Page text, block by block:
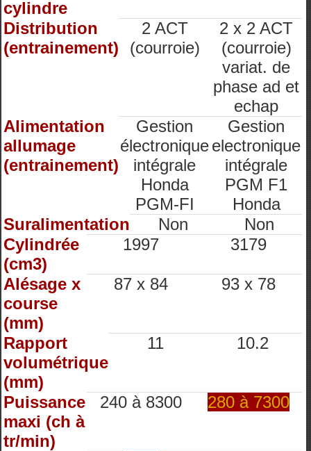
cylindre
Distribution
(entrainement)
2 ACT
(courroie)
2 x 2 ACT
(courroie)
variat. de
phase ad et
echap
Alimentation
allumage
(entrainement)
Gestion
électronique
intégrale
Honda
PGM-FI
Gestion
electronique
intégrale
PGM F1
Honda
Suralimentation
Non
Non
Cylindrée
(cm3)
1997 3179
Alésage x
course
(mm)
87 x 84 93 x 78
Rapport
volumétrique
(mm)
11 10.2
Puissance
maxi (ch à
tr/min)
240 à 8300 280 à 7300